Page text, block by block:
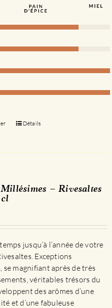
Détails
– Rivesaltes
jusqu’à l’année de votre
Exceptions
magnifiant après de très
véritables trésors du
des arômes d’une
et d’une fabuleuse